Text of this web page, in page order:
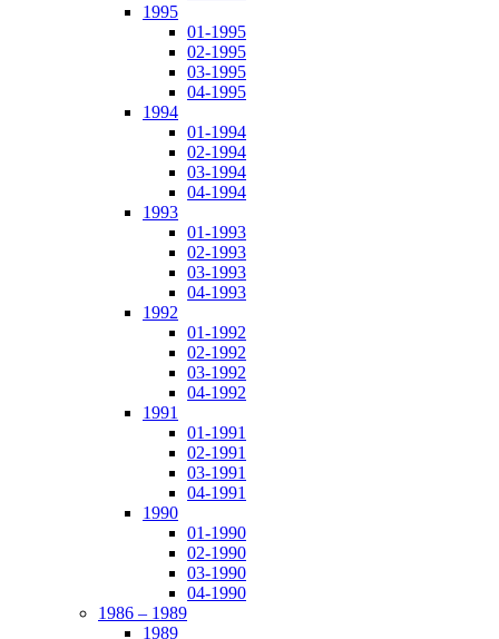
1995
01-1995
02-1995
03-1995
04-1995
1994
01-1994
02-1994
03-1994
04-1994
1993
01-1993
02-1993
03-1993
04-1993
1992
01-1992
02-1992
03-1992
04-1992
1991
01-1991
02-1991
03-1991
04-1991
1990
01-1990
02-1990
03-1990
04-1990
1986 – 1989
1989